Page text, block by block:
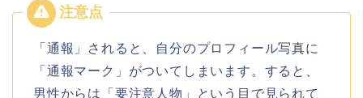
「通報」されると、自分のプロフィール写真に
「通報マーク」がついてしまいます。すると、
男性からは「要注意人物」という目で見られて